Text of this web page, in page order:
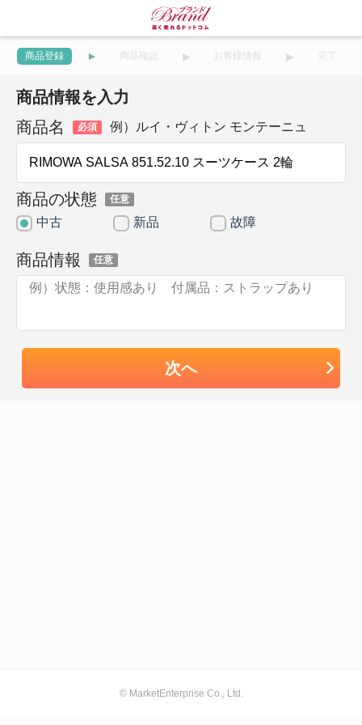
商品登録 商品確認 お客様情報 完了
商品情報を入力
商品名
必須 例）ルイ・ヴィトン モンテーニュ
商品の状態 任意
中古 新品 故障
商品情報 任意
次へ
© MarketEnterprise Co., Ltd.